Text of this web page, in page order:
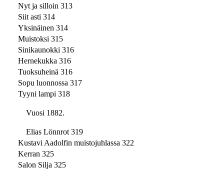
Nyt ja silloin 313
Siit asti 314
Yksinäinen 314
Muistoksi 315
Sinikaunokki 316
Hernekukka 316
Tuoksuheinä 316
Sopu luonnossa 317
Tyyni lampi 318
Vuosi 1882.
Elias Lönnrot 319
Kustavi Aadolfin muistojuhlassa 322
Kerran 325
Salon Silja 325